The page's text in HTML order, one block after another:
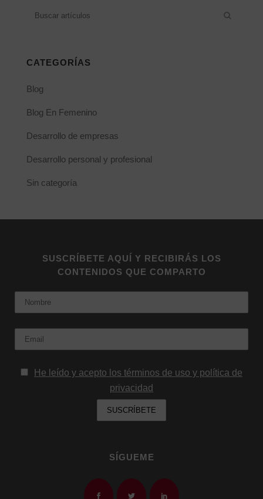
CATEGORÍAS
Blog
Blog En Femenino
Desarrollo de empresas
Desarrollo personal y profesional
Sin categoría
SUSCRÍBETE AQUÍ Y RECIBIRÁS LOS
CONTENIDOS QUE COMPARTO
He leído y acepto los términos de uso y política de
privacidad
SÍGUEME